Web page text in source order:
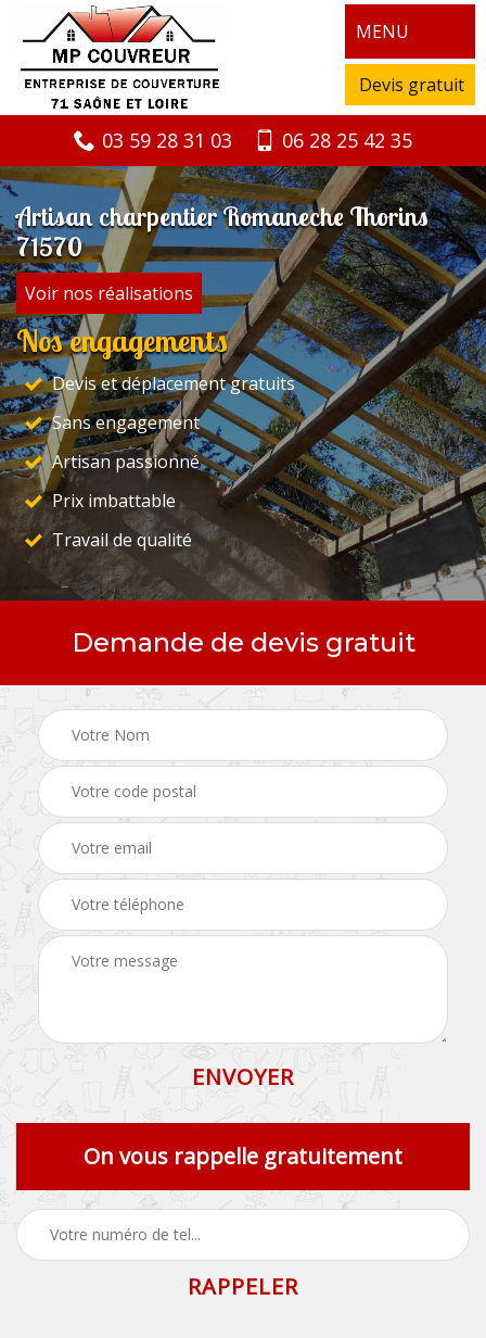
MENU
Devis gratuit
03 59 28 31 03 06 28 25 42 35
Artisan charpentier Romaneche Thorins
71570
Voir nos réalisations
Nos engagements
Devis et déplacement gratuits
Sans engagement
Artisan passionné
Prix imbattable
Travail de qualité
Demande de devis gratuit
On vous rappelle gratuitement